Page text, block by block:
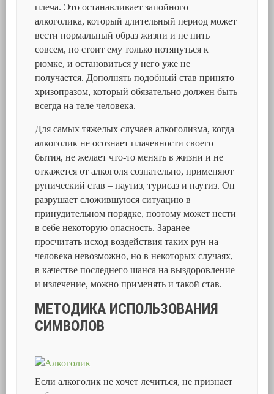
плеча. Это останавливает запойного
алкоголика, который длительный период может
вести нормальный образ жизни и не пить
совсем, но стоит ему только потянуться к
рюмке, и остановиться у него уже не
получается. Дополнять подобный став принято
хризопразом, который обязательно должен быть
всегда на теле человека.
Для самых тяжелых случаев алкоголизма, когда
алкоголик не осознает плачевности своего
бытия, не желает что-то менять в жизни и не
откажется от алкоголя сознательно, применяют
рунический став – наутиз, турисаз и наутиз. Он
разрушает сложившуюся ситуацию в
принудительном порядке, поэтому может нести
в себе некоторую опасность. Заранее
просчитать исход воздействия таких рун на
человека невозможно, но в некоторых случаях,
в качестве последнего шанса на выздоровление
и излечение, можно применять и такой став.
МЕТОДИКА ИСПОЛЬЗОВАНИЯ
СИМВОЛОВ
Если алкоголик не хочет лечиться, не признает